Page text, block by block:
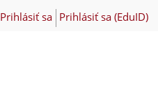
Prihlásiť sa Prihlásiť sa (EduID)